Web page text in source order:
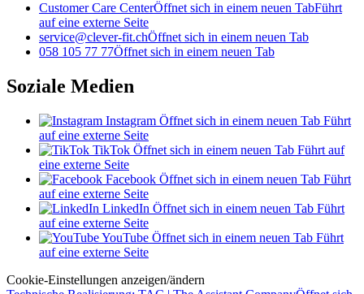
Customer Care CenterÖffnet sich in einem neuen TabFührt
auf eine externe Seite
service@clever-fit.chÖffnet sich in einem neuen Tab
058 105 77 77Öffnet sich in einem neuen Tab
Soziale Medien
Instagram Öffnet sich in einem neuen Tab Führt
auf eine externe Seite
TikTok Öffnet sich in einem neuen Tab Führt auf
eine externe Seite
Facebook Öffnet sich in einem neuen Tab Führt
auf eine externe Seite
LinkedIn Öffnet sich in einem neuen Tab Führt
auf eine externe Seite
YouTube Öffnet sich in einem neuen Tab Führt
auf eine externe Seite
Cookie-Einstellungen anzeigen/ändern